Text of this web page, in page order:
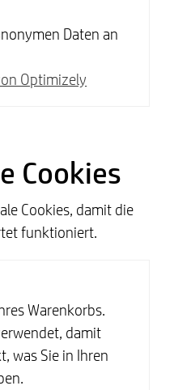
Daten an
Optimizely
Cookies
Cookies, damit die
funktioniert.
Warenkorbs.
damit
was Sie in Ihren